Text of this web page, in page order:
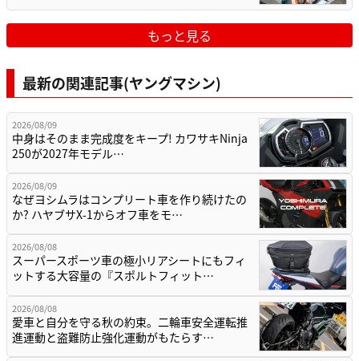
もっと見る
最新の関連記事(ヤングマシン)
2026/08/09
中身はそのまま完成度をキープ! カワサキNinja
250が2027年モデル…
2026/08/09
なぜヨシムラはコンプリート車を作り続けたの
か? ハヤブサX-1からオフ車をモ…
2026/08/08
スーパースポーツ車の極小リアシートにもフィ
ットする大容量の『スポルトフィット…
2026/08/08
愛車と自分を守る秋の約束。二輪車安全運転推
進運動と盗難防止強化運動がもたらす…